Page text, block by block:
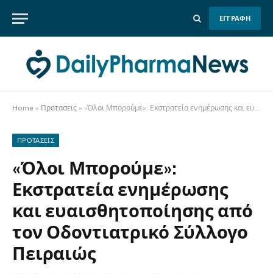
ΕΓΓΡΑΦΗ
Home » Προτασεις » «Όλοι Μπορούμε»: Εκστρατεία ενημέρωσης και ευαισθητοποίησης από τον Οδοντιατρικό Σύλλογο Πειραιώς
ΠΡΟΤΑΣΕΙΣ
«Όλοι Μπορούμε»:
Εκστρατεία ενημέρωσης
και ευαισθητοποίησης από
τον Οδοντιατρικό Σύλλογο
Πειραιώς